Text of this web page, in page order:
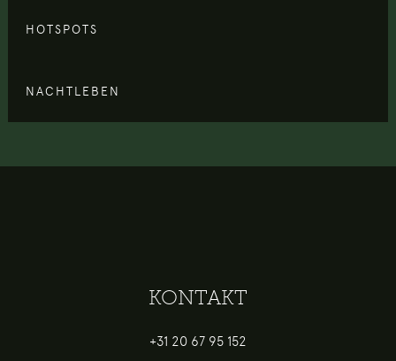
HOTSPOTS
NACHTLEBEN
KONTAKT
+31 20 67 95 152